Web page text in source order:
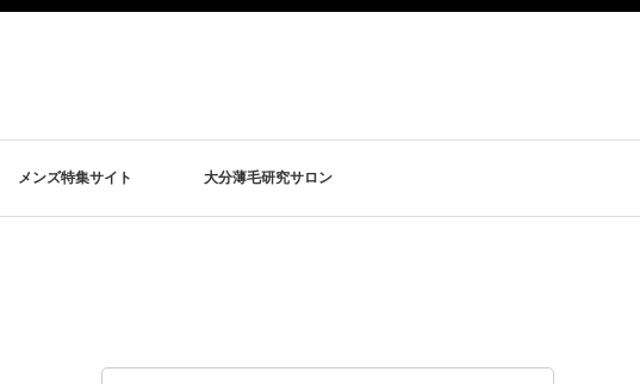
メンズ特集サイト 大分薄毛研究サロン